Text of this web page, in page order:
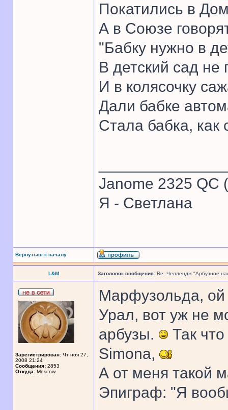
Покатились в
А в Союзе
"Бабку нужно в
В детский сад
И в колясочку
Дали бабке
Стала бабка, как
Janome 2325 QC
Я - Светлана
Вернуться к началу
L&M Заголовок сообщения: Re: Челлендж "Арбузное
Зарегистрирован: Чт ноя 27,
2008 21:24
Сообщения: 2853
Откуда: Moscow
Марфузольда, ой
Урал, вот уж не
арбузы.
Так
Simona,
А от меня такой
Эпиграф: "Я